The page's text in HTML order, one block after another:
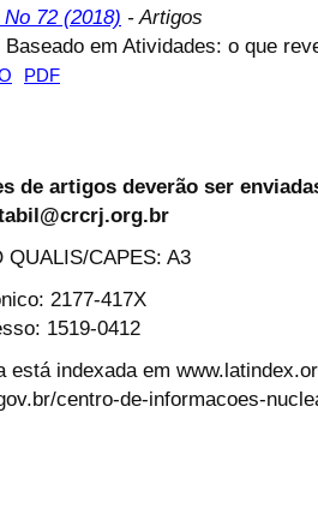
72 (2018) - Artigos
Baseado em Atividades: o que
PDF
de artigos deverão ser
QUALIS/CAPES: A3
2177-417X
1519-0412
está indexada em
centro-de-informacoes-